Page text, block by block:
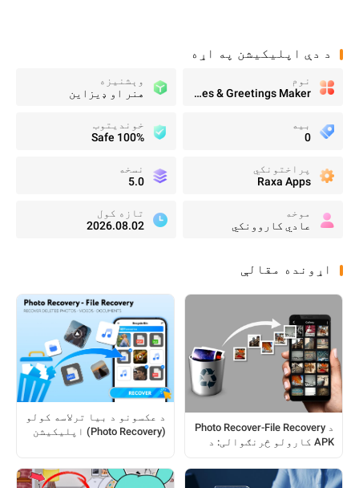
د دې اپلیکیشن په اړه
نوم
All Wishes & Greetings Maker
وېشنيزه
هنر او ډیزاین
بیه
0
خونديتوب
100% Safe
پراختونکي
Raxa Apps
نسخه
5.0
موخه
عادي کاروونکي
تازه کول
2026.08.02
اړونده مقالې
د Photo Recover-File Recovery
APK کارولو څرنګوالی: د
بشپړ لارښود
د عکسونو د بیا ترلاسه کولو
(Photo Recovery) اپلیکیشن
لارښود